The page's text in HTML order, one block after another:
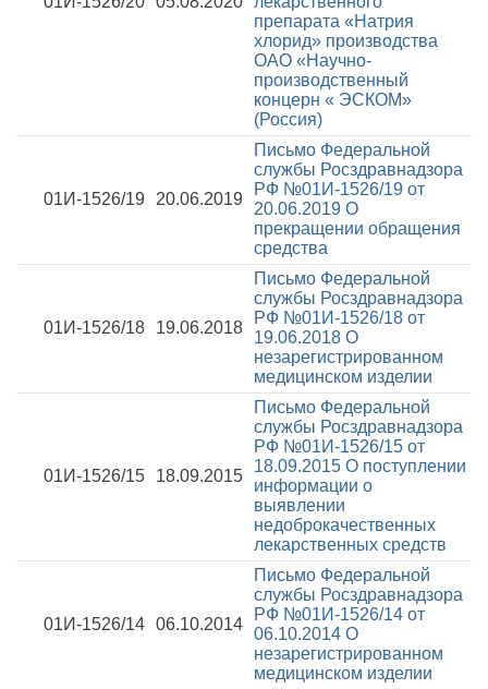
препарата «Натрия
хлорид» производства
ОАО «Научно-
производственный
концерн « ЭСКОМ»
(Россия)
01И-1526/19 20.06.2019
Письмо Федеральной
службы Росздравнадзора
РФ №01И-1526/19 от
20.06.2019 О
прекращении обращения
средства
01И-1526/18 19.06.2018
Письмо Федеральной
службы Росздравнадзора
РФ №01И-1526/18 от
19.06.2018 О
незарегистрированном
медицинском изделии
01И-1526/15 18.09.2015
Письмо Федеральной
службы Росздравнадзора
РФ №01И-1526/15 от
18.09.2015 О поступлении
информации о
выявлении
недоброкачественных
лекарственных средств
01И-1526/14 06.10.2014
Письмо Федеральной
службы Росздравнадзора
РФ №01И-1526/14 от
06.10.2014 О
незарегистрированном
медицинском изделии